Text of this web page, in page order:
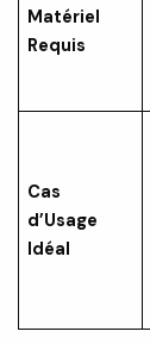
Matériel
Requis
Cas
d’Usage
Idéal